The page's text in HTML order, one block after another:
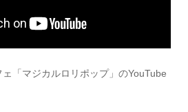
「マジカルロリポップ」のYouTube